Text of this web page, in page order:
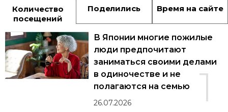
Количество
посещений
Поделились Время на сайте
1
В Японии многие пожилые
люди предпочитают
заниматься своими делами
в одиночестве и не
полагаются на семью
26.07.2026